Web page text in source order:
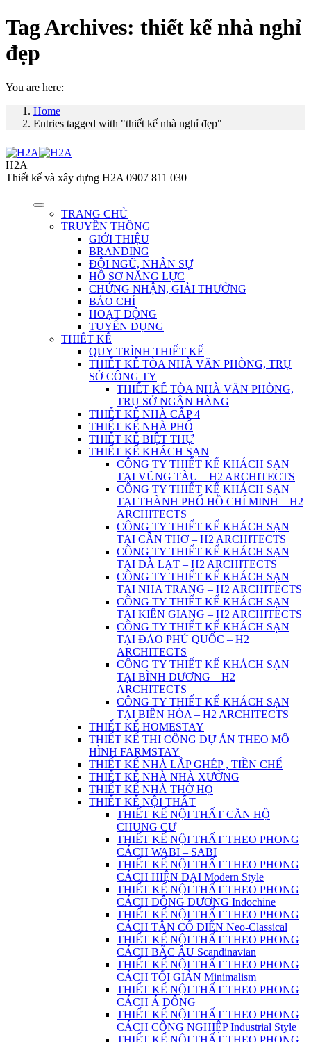
Tag Archives: thiết kế nhà nghỉ
đẹp
You are here:
Home
Entries tagged with "thiết kế nhà nghỉ đẹp"
H2A
Thiết kế và xây dựng H2A 0907 811 030
TRANG CHỦ
TRUYỀN THÔNG
GIỚI THIỆU
BRANDING
ĐỘI NGŨ, NHÂN SỰ
HỒ SƠ NĂNG LỰC
CHỨNG NHẬN, GIẢI THƯỞNG
BÁO CHÍ
HOẠT ĐỘNG
TUYỂN DỤNG
THIẾT KẾ
QUY TRÌNH THIẾT KẾ
THIẾT KẾ TÒA NHÀ VĂN PHÒNG, TRỤ
SỞ CÔNG TY
THIẾT KẾ TÒA NHÀ VĂN PHÒNG,
TRỤ SỞ NGÂN HÀNG
THIẾT KẾ NHÀ CẤP 4
THIẾT KẾ NHÀ PHỐ
THIẾT KẾ BIỆT THỰ
THIẾT KẾ KHÁCH SẠN
CÔNG TY THIẾT KẾ KHÁCH SẠN
TẠI VŨNG TÀU – H2 ARCHITECTS
CÔNG TY THIẾT KẾ KHÁCH SẠN
TẠI THÀNH PHỐ HỒ CHÍ MINH – H2
ARCHITECTS
CÔNG TY THIẾT KẾ KHÁCH SẠN
TẠI CẦN THƠ – H2 ARCHITECTS
CÔNG TY THIẾT KẾ KHÁCH SẠN
TẠI ĐÀ LẠT – H2 ARCHITECTS
CÔNG TY THIẾT KẾ KHÁCH SẠN
TẠI NHA TRANG – H2 ARCHITECTS
CÔNG TY THIẾT KẾ KHÁCH SẠN
TẠI KIÊN GIANG – H2 ARCHITECTS
CÔNG TY THIẾT KẾ KHÁCH SẠN
TẠI ĐẢO PHÚ QUỐC – H2
ARCHITECTS
CÔNG TY THIẾT KẾ KHÁCH SẠN
TẠI BÌNH DƯƠNG – H2
ARCHITECTS
CÔNG TY THIẾT KẾ KHÁCH SẠN
TẠI BIÊN HÒA – H2 ARCHITECTS
THIẾT KẾ HOMESTAY
THIẾT KẾ THI CÔNG DỰ ÁN THEO MÔ
HÌNH FARMSTAY
THIẾT KẾ NHÀ LẮP GHÉP , TIỀN CHẾ
THIẾT KẾ NHÀ NHÀ XƯỞNG
THIẾT KẾ NHÀ THỜ HỌ
THIẾT KẾ NỘI THẤT
THIẾT KẾ NỘI THẤT CĂN HỘ
CHUNG CƯ
THIẾT KẾ NỘI THẤT THEO PHONG
CÁCH WABI – SABI
THIẾT KẾ NỘI THẤT THEO PHONG
CÁCH HIỆN ĐẠI Modern Style
THIẾT KẾ NỘI THẤT THEO PHONG
CÁCH ĐÔNG DƯƠNG Indochine
THIẾT KẾ NỘI THẤT THEO PHONG
CÁCH TÂN CỔ ĐIỂN Neo-Classical
THIẾT KẾ NỘI THẤT THEO PHONG
CÁCH BẮC ÂU Scandinavian
THIẾT KẾ NỘI THẤT THEO PHONG
CÁCH TỐI GIẢN Minimalism
THIẾT KẾ NỘI THẤT THEO PHONG
CÁCH Á ĐÔNG
THIẾT KẾ NỘI THẤT THEO PHONG
CÁCH CÔNG NGHIỆP Industrial Style